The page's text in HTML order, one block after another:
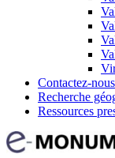
Contactez-nous
Recherche
Ressources